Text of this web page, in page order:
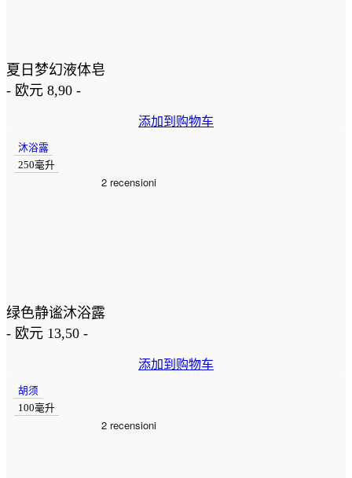
夏日梦幻液体皂
- 欧元 8,90 -
添加到购物车
沐浴露
250毫升
绿色静谧沐浴露
- 欧元 13,50 -
添加到购物车
胡须
100毫升